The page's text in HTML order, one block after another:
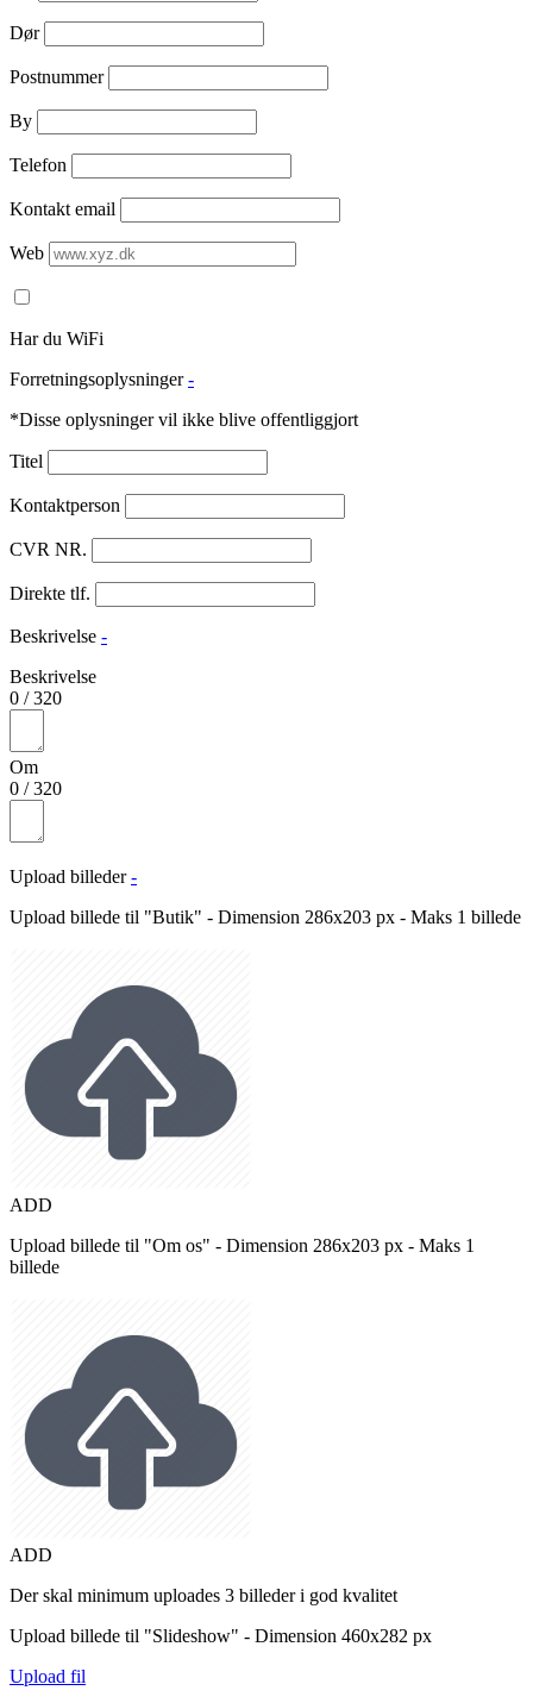
Dør
Postnummer
By
Telefon
Kontakt email
Web
Har du WiFi
Forretningsoplysninger -
*Disse oplysninger vil ikke blive offentliggjort
Titel
Kontaktperson
CVR NR.
Direkte tlf.
Beskrivelse -
Beskrivelse
0 /320
Om
0 /320
Upload billeder -
Upload billede til "Butik" - Dimension 286x203 px - Maks 1 billede
ADD
Upload billede til "Om os" - Dimension 286x203 px - Maks 1
billede
ADD
Der skal minimum uploades 3 billeder i god kvalitet
Upload billede til "Slideshow" - Dimension 460x282 px
Upload fil